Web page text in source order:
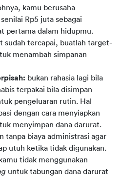
kamu berusaha
Rp5 juta sebagai
pertama dalam hidupmu.
sudah tercapai, buatlah target-
menambah simpanan
bukan rahasia lagi bila
terpakai bila disimpan
pengeluaran rutin. Hal
dengan cara menyiapkan
menyimpan dana darurat.
tanpa biaya administrasi agar
utuh ketika tidak digunakan.
tidak menggunakan
untuk tabungan dana darurat